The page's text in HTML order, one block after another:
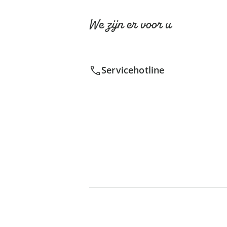
We zijn er voor u
Servicehotline